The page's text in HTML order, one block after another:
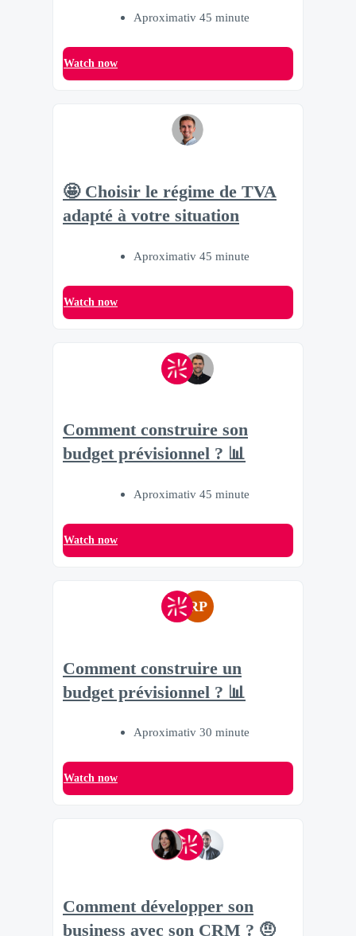
Aproximativ 45 minute
Watch now
🤩 Choisir le régime de TVA
adapté à votre situation
Aproximativ 45 minute
Watch now
Comment construire son
budget prévisionnel ? 📊
Aproximativ 45 minute
Watch now
RP
Comment construire un
budget prévisionnel ? 📊
Aproximativ 30 minute
Watch now
Comment développer son
business avec son CRM ? 🤨